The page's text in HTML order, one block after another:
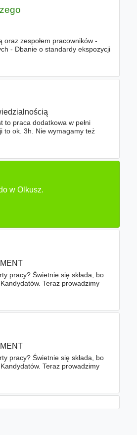
zespołem pracowników -
- Dbanie o standardy ekspozycji
to praca dodatkowa w pełni
to ok. 3h. Nie wymagamy też
w Olkusz.
pracy? Świetnie się składa, bo
Teraz prowadzimy
pracy? Świetnie się składa, bo
Teraz prowadzimy